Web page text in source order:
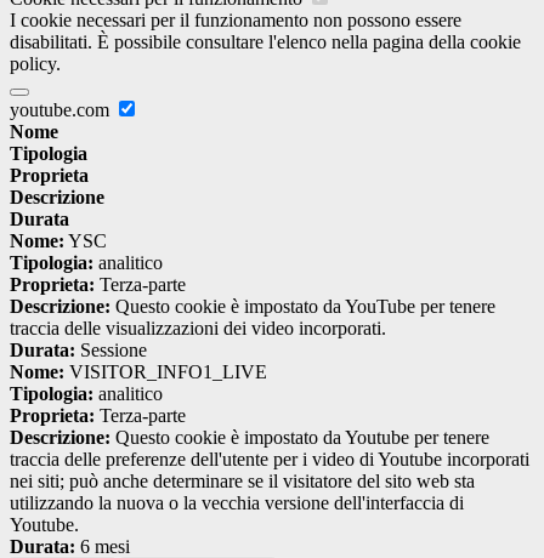
I cookie necessari per il funzionamento non possono essere
disabilitati. È possibile consultare l'elenco nella pagina della cookie
policy.
youtube.com
Nome
Tipologia
Proprieta
Descrizione
Durata
Nome: YSC
Tipologia: analitico
Proprieta: Terza-parte
Descrizione: Questo cookie è impostato da YouTube per tenere
traccia delle visualizzazioni dei video incorporati.
Durata: Sessione
Nome: VISITOR_INFO1_LIVE
Tipologia: analitico
Proprieta: Terza-parte
Descrizione: Questo cookie è impostato da Youtube per tenere
traccia delle preferenze dell'utente per i video di Youtube incorporati
nei siti; può anche determinare se il visitatore del sito web sta
utilizzando la nuova o la vecchia versione dell'interfaccia di
Youtube.
Durata: 6 mesi